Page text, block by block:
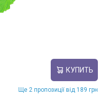
КУПИТЬ
Ще 2 пропозиції від 189 грн